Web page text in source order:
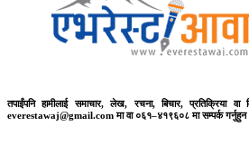
तपाईंपनि हामीलाई समाचार, लेख, रचना, बिचार, प्रतिक्रिया वा
everestawaj@gmail.com मा वा ०६१–४१९६०८ मा सम्पर्क गर्नुहुन